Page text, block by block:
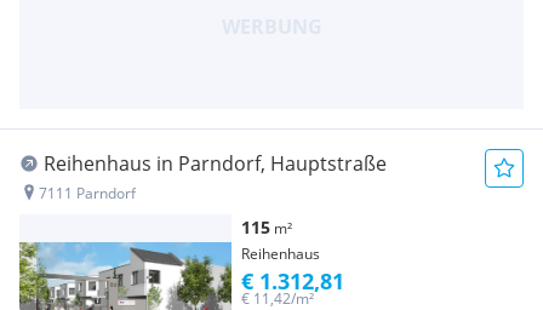
Reihenhaus in Parndorf, Hauptstraße
7111 Parndorf
115 m²
Reihenhaus
€ 11,42/m²
€ 1.312,81